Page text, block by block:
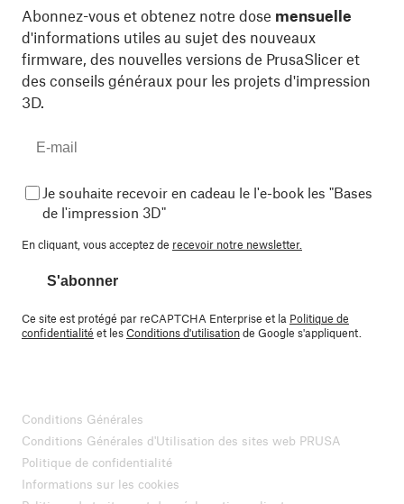
Abonnez-vous et obtenez notre dose mensuelle
d'informations utiles au sujet des nouveaux
firmware, des nouvelles versions de PrusaSlicer et
des conseils généraux pour les projets d'impression
3D.
Je souhaite recevoir en cadeau le l'e-book les "Bases
de l'impression 3D"
En cliquant, vous acceptez de recevoir notre newsletter.
S'abonner
Ce site est protégé par reCAPTCHA Enterprise et la Politique de
confidentialité et lesConditions d'utilisationde Google s'appliquent.
Conditions Générales
Conditions Générales d'Utilisation des sites web PRUSA
Politique de confidentialité
Informations sur les cookies